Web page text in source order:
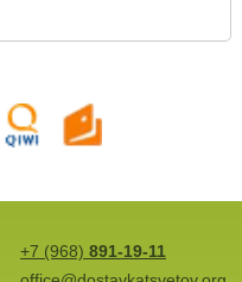
+7 (968) 891-19-11